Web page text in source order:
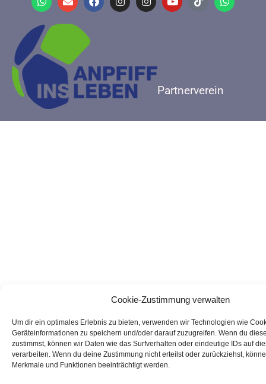
Cookie-Zustimmung verwalten
Um dir ein optimales Erlebnis zu bieten, verwenden wir Technologien wie
Geräteinformationen zu speichern und/oder darauf zuzugreifen. Wenn du
zustimmst, können wir Daten wie das Surfverhalten oder eindeutige IDs auf
verarbeiten. Wenn du deine Zustimmung nicht erteilst oder zurückziehst,
Merkmale und Funktionen beeinträchtigt werden.
Partnerverein